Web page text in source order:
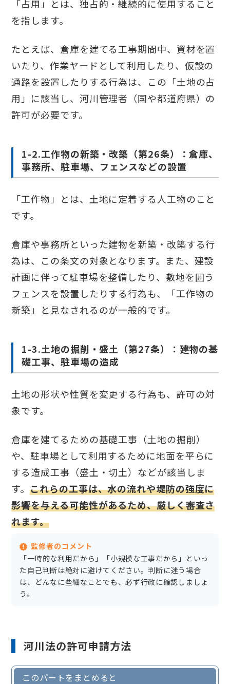
「占用」とは、独占的・継続的に使用すること
を指します。
たとえば、倉庫を建てる工事期間中、資材を置
いたり、作業ヤードとして利用したり、仮設の
通路を設置したりする行為は、この「土地の占
用」に該当し、河川管理者（国や都道府県）の
許可が必要です。
1-2.工作物の新築・改築（第26条）：倉庫、
事務所、駐車場、フェンスなどの設置
「工作物」とは、土地に定着する人工物のこと
です。
倉庫や事務所といった建物を新築・改築する行
為は、この条文の対象となります。また、建設
計画に伴って駐車場を整備したり、敷地を囲う
フェンスを設置したりする行為も、「工作物の
新築」と見なされるのが一般的です。
1-3.土地の掘削・盛土（第27条）：建物の基
礎工事、駐車場の造成
土地の形状や性質を変更する行為も、許可の対
象です。
倉庫を建てるための基礎工事（土地の掘削）
や、駐車場として利用するために地面を平らに
する造成工事（盛土・切土）などが該当しま
す。これらの工事は、水の流れや堤防の強度に
影響を与える可能性があるため、厳しく審査さ
れます。
監修者のコメント
「一時的な利用だから」「小規模な工事だから」といっ
た自己判断は絶対に避けてください。判断に迷う場合
は、どんなに些細なことでも、必ず行政に確認しましょ
う。
河川法の許可申請方法
このパートをまとめると